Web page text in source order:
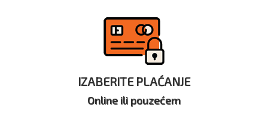
IZABERITE PLAĆANJE
Online ili pouzećem